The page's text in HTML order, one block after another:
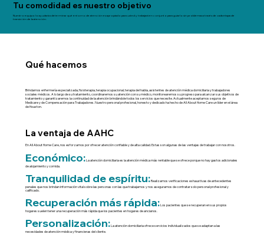
Tu comodidad es nuestro objetivo
Nuestro equipo lo ayudará a determinar qué entorno de atención es apropiado para usted y trabajará en conjunto para guiarlo sin problemas a través de cada etapa de
transición de la atención.
Qué hacemos
Brindamos enfermería especializada, fisioterapia, terapia ocupacional, terapia del habla, asistentes de atención médica domiciliaria y trabajadores
sociales médicos. A lo largo de su tratamiento, coordinaremos su atención con su médico, monitorearemos su progreso para alcanzar sus objetivos de
tratamiento y garantizaremos la continuidad de la atención brindándole todos los servicios que necesite. Actualmente aceptamos seguros de
Medicare y de Compensación para Trabajadores. Nuestro personal profesional, honesto y dedicado ha hecho de All About Home Care un líder en el área
de Houston.
La ventaja de AAHC
En All About Home Care, nos esforzamos por ofrecer atención confiable y de alta calidad. Estas son algunas de las ventajas de trabajar con nosotros.
Económico:La atención domiciliaria es la atención médica más rentable que se ofrece porque no hay gastos adicionales
de alojamiento y comida.
Tranquilidad de espíritu:Realizamos verificaciones exhaustivas de antecedentes
penales que nos brindan información vital sobre las personas con las que trabajamos y nos aseguramos de contratar solo personal profesional y
calificado.
Recuperación más rápida:Los pacientes que se recuperan en sus propios
hogares suelen tener una recuperación más rápida que los pacientes en hogares de ancianos.
Personalización:La atención domiciliaria ofrece servicios individualizados que se adaptan a las
necesidades de atención médica y financieras del cliente.